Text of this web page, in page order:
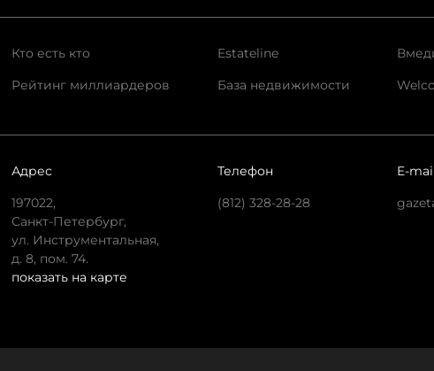
Кто есть кто
Рейтинг миллиардеров
Estateline
База недвижимости
Адрес
197022,
Санкт-Петербург,
ул. Инструментальная,
д. 8, пом. 74.
показать на карте
Телефон
(812) 328-28-28
E-